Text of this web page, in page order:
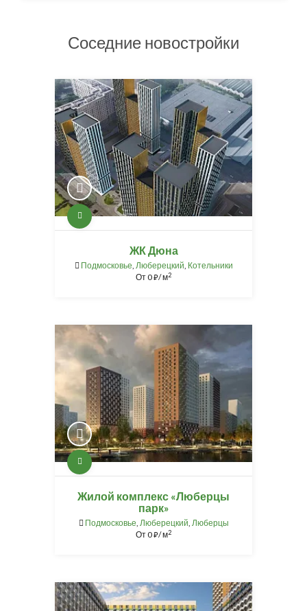
Соседние новостройки
ЖК Дюна
Подмосковье, Люберецкий, Котельники
От0⃏/ м2
Жилой комплекс «Люберцы
парк»
Подмосковье, Люберецкий, Люберцы
От0⃏/ м2